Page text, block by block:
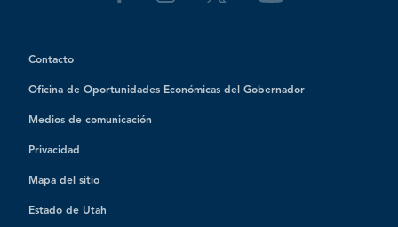
Contacto
Oficina de Oportunidades Económicas del Gobernador
Medios de comunicación
Privacidad
Mapa del sitio
Estado de Utah